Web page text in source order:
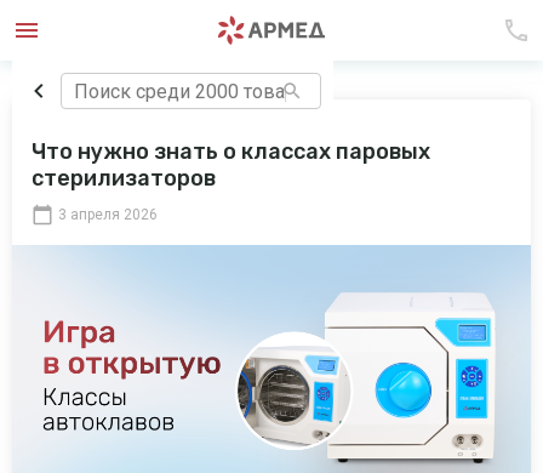
Что нужно знать о классах паровых
стерилизаторов
3 апреля 2026